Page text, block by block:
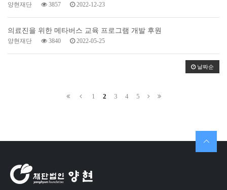
양현재단 3857 2022-12-23
의료진을 위한 메타버스 교육 프로그램 개발 후원
양현재단 3840 2022-05-25
날짜순
1 2 3 4 5